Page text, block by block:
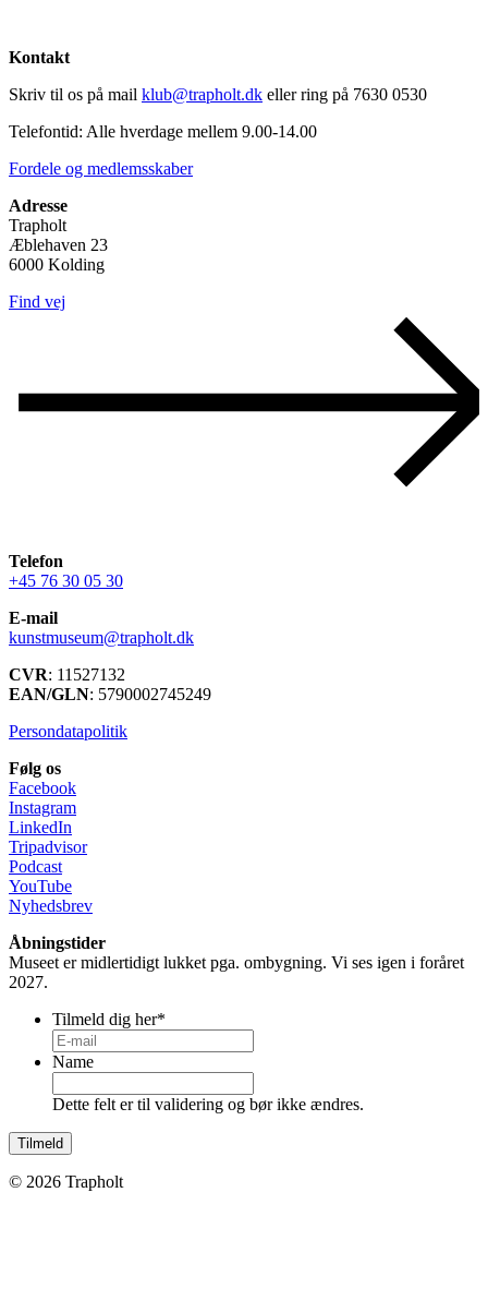
Kontakt
Skriv til os på mail klub@trapholt.dk eller ring på 7630 0530
Telefontid: Alle hverdage mellem 9.00-14.00
Fordele og medlemsskaber
Adresse
Trapholt
Æblehaven 23
6000 Kolding
Find vej
Telefon
+45 76 30 05 30
E-mail
kunstmuseum@trapholt.dk
CVR: 11527132
EAN/GLN: 5790002745249
Persondatapolitik
Følg os
Facebook
Instagram
LinkedIn
Tripadvisor
Podcast
YouTube
Nyhedsbrev
Åbningstider
Museet er midlertidigt lukket pga. ombygning. Vi ses igen i foråret
2027.
Tilmeld dig her*
Name
Dette felt er til validering og bør ikke ændres.
© 2026 Trapholt